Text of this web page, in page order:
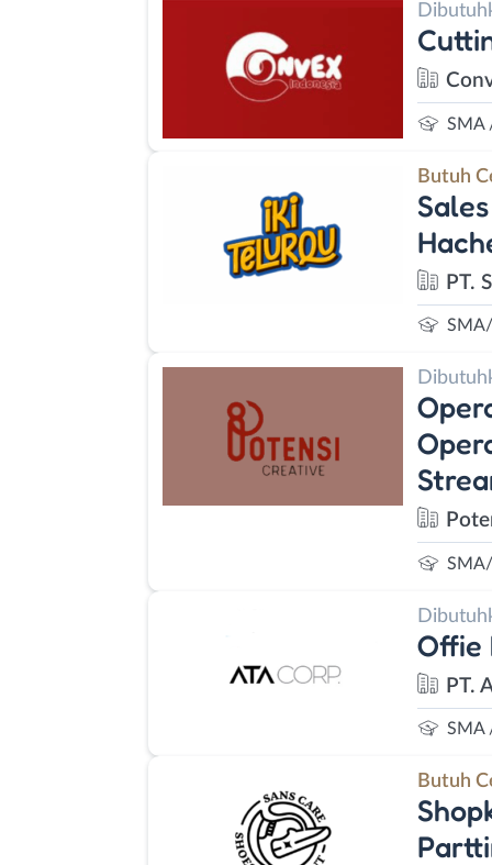
SMA
Butuh
PT.
Offie
PT.
SMA
Butuh